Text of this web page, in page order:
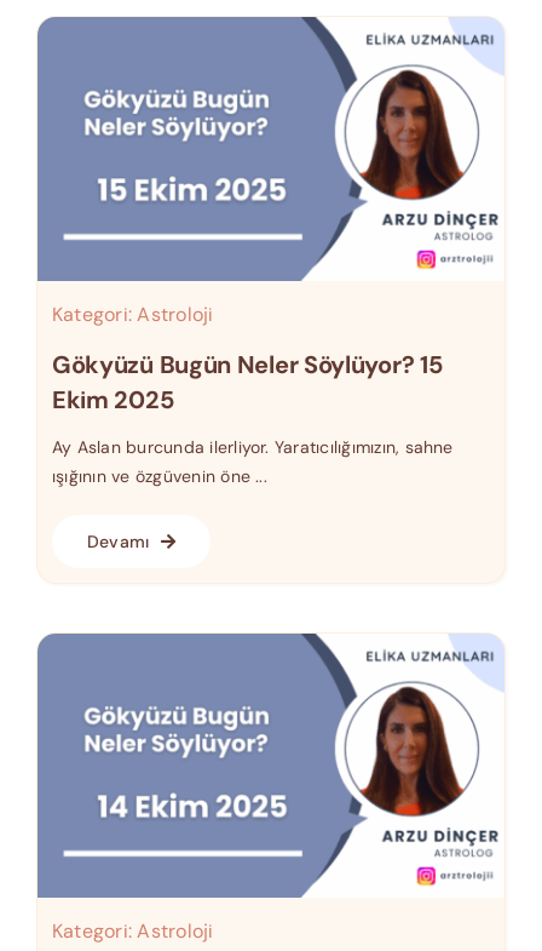
Kategori:Astroloji
Gökyüzü Bugün Neler Söylüyor? 15
Ekim 2025
Ay Aslan burcunda ilerliyor. Yaratıcılığımızın, sahne
ışığının ve özgüvenin öne ...
Devamı
Kategori:Astroloji